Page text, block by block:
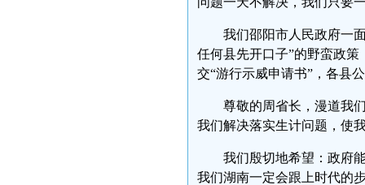
我们邵阳市人民政府一
任何县先开口子”的野蛮政
交“游行示威申请书”，各县
尊敬的周省长，漫道我
我们解决落实生计问题，使
我们殷切地希望：政府
我们湖南一定会跟上时代的